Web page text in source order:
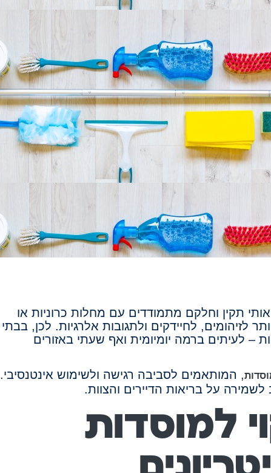
תקין וחלקם מתמודדים עם מחלות כרוניות או
לזיהומים, לחיידקים ולתגובות אלרגיות. לכן, בבתי
– לעיתים ברמה יומיומית ואף שעתי באזורים
, המותאמים לסביבה רגישה ולשימוש אינטנסיבי.
על בריאות הדיירים והצוות.
למוסדות